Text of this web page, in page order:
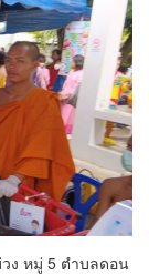
ง หมู่ 5 ตำบลดอน